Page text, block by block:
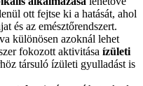
ott fejtse ki a hatását, ahol
és az emésztőrendszert.
különösen azoknál lehet
fokozott aktivitása ízületi
társuló ízületi gyulladást is